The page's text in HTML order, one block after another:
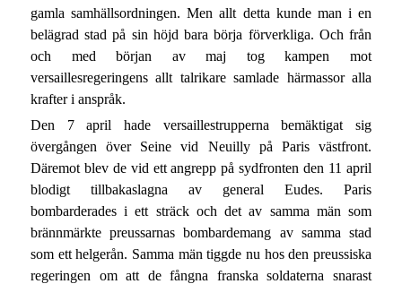
gamla samhällsordningen. Men allt detta kunde man i en
belägrad stad på sin höjd bara börja förverkliga. Och från
och med början av maj tog kampen mot
versaillesregeringens allt talrikare samlade härmassor alla
krafter i anspråk.
Den 7 april hade versaillestrupperna bemäktigat sig
övergången över Seine vid Neuilly på Paris västfront.
Däremot blev de vid ett angrepp på sydfronten den 11 april
blodigt tillbakaslagna av general Eudes. Paris
bombarderades i ett sträck och det av samma män som
brännmärkte preussarnas bombardemang av samma stad
som ett helgerån. Samma män tiggde nu hos den preussiska
regeringen om att de fångna franska soldaterna snarast